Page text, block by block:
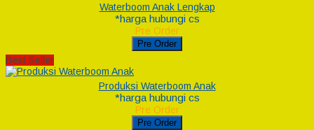
Waterboom Anak Lengkap
*harga hubungi cs
Pre Order
Pre Order
Best Seller
Produksi Waterboom Anak
*harga hubungi cs
Pre Order
Pre Order